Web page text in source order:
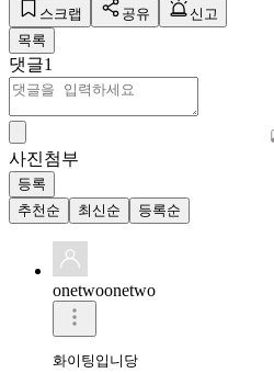
스크랩 공유
신고
목록
댓글1
사진첨부
등록
추천순
최신순 등록순
onetwoonetwo
화이팅입니당